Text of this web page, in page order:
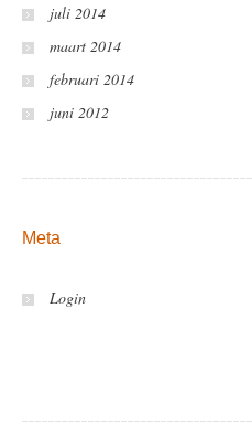
juli 2014
maart 2014
februari 2014
juni 2012
Meta
Login